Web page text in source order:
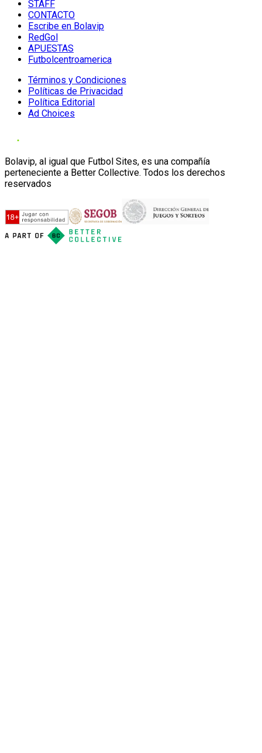
STAFF
CONTACTO
Escribe en Bolavip
RedGol
APUESTAS
Futbolcentroamerica
Términos y Condiciones
Políticas de Privacidad
Política Editorial
Ad Choices
Bolavip, al igual que Futbol Sites, es una compañía
perteneciente a Better Collective. Todos los derechos
reservados